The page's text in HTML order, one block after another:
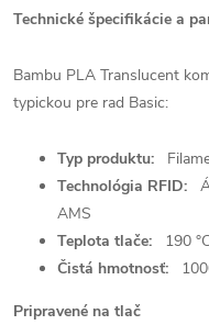
Technické špecifikácie a
Bambu PLA Translucent
typickou pre rad Basic:
Typ produktu:
Technológia RFID:
AMS
Teplota tlače:
190
Čistá hmotnosť:
Pripravené na tlač